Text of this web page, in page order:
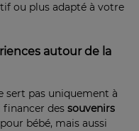
ou plus adapté à votre
autour de la
sert pas uniquement à
financer des souvenirs
bébé, mais aussi